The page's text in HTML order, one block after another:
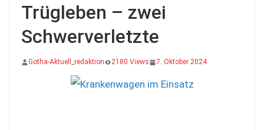
Trügleben – zwei
Schwerverletzte
Gotha-Aktuell_redaktion 2180 Views 7. Oktober 2024